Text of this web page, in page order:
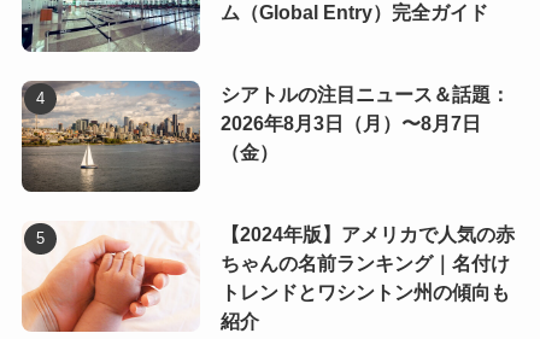
ム（Global Entry）完全ガイド
シアトルの注目ニュース＆話題：
2026年8月3日（月）〜8月7日
（金）
【2024年版】アメリカで人気の赤
ちゃんの名前ランキング｜名付け
トレンドとワシントン州の傾向も
紹介